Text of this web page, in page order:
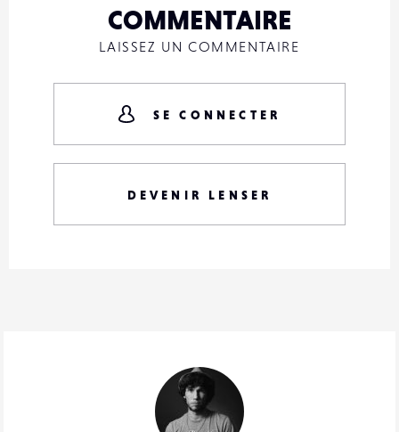
COMMENTAIRE
LAISSEZ UN COMMENTAIRE
SE CONNECTER
DEVENIR LENSER